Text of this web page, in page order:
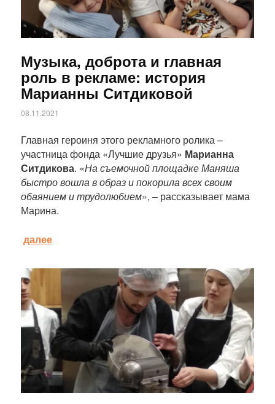
Музыка, доброта и главная
роль в рекламе: история
Марианны Ситдиковой
08.11.2021
Главная героиня этого рекламного ролика –
участница фонда «Лучшие друзья» Марианна
Ситдикова. «На съемочной площадке Маняша
быстро вошла в образ и покорила всех своим
обаянием и трудолюбием», – рассказывает мама
Марина.
далее
Статья